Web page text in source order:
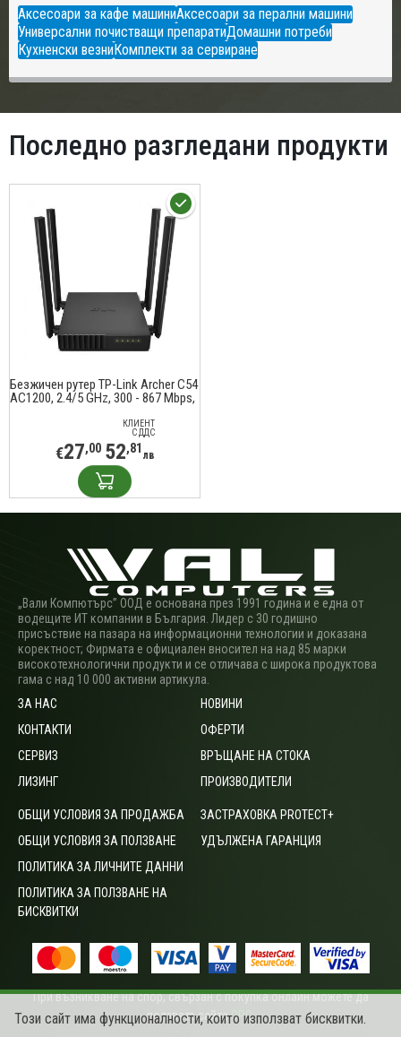
Аксесоари за кафе машиниАксесоари за перални машини
Универсални почистващи препаратиДомашни потреби
Кухненски везниКомплекти за сервиране
Последно разгледани продукти
Безжичен рутер TP-Link Archer C54
AC1200, 2.4/5 GHz, 300 - 867 Mbps,
КЛИЕНТ
С ДДС
€27,00 52,81 лв
„Вали Компютърс” ООД е основана през 1991 година и е една от
водещите ИТ компании в България. Лидер с 30 годишно
присъствие на пазара на информационни технологии и доказана
коректност; Фирмата е официален вносител на над 85 марки
високотехнологични продукти и се отличава с широка продуктова
гама с над 10 000 активни артикула.
ЗА НАС
КОНТАКТИ
СЕРВИЗ
ЛИЗИНГ
НОВИНИ
ОФЕРТИ
ВРЪЩАНЕ НА СТОКА
ПРОИЗВОДИТЕЛИ
ОБЩИ УСЛОВИЯ ЗА ПРОДАЖБА
ОБЩИ УСЛОВИЯ ЗА ПОЛЗВАНЕ
ПОЛИТИКА ЗА ЛИЧНИТЕ ДАННИ
ПОЛИТИКА ЗА ПОЛЗВАНЕ НА
БИСКВИТКИ
ЗАСТРАХОВКА PROTECT+
УДЪЛЖЕНА ГАРАНЦИЯ
При възникване на спор, свързан с покупка онлайн можете да
ползвате сайтаОРС.
Този сайт има функционалности, които използват бисквитки.